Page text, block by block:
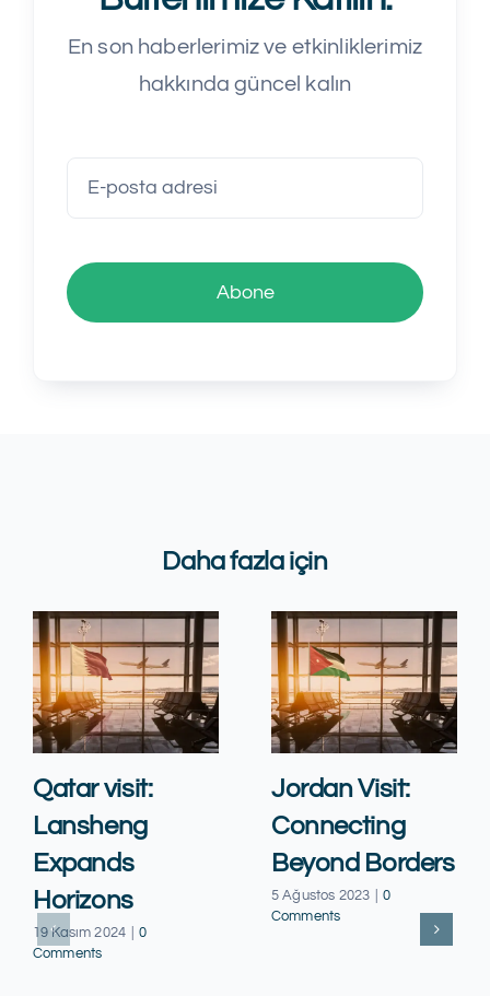
En son haberlerimiz ve etkinliklerimiz
hakkında güncel kalın
Abone
Daha fazla için
Qatar visit:
Lansheng
Expands
Horizons
19 Kasım 2024
0
Comments
Jordan Visit:
Connecting
Beyond Borders
5 Ağustos 2023
0
Comments